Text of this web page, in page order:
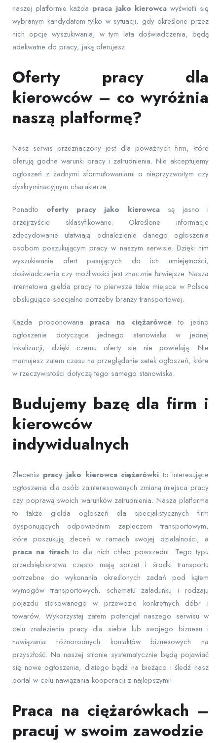
naszej platformie każda praca jako kierowca wyświetli się
wybranym kandydatom tylko w sytuacji, gdy określone przez
nich opcje wyszukiwania, w tym lata doświadczenia, będą
adekwatne do pracy, jaką oferujesz.
Oferty pracy dla
kierowców – co wyróżnia
naszą platformę?
Nasz serwis przeznaczony jest dla poważnych firm, które
oferują godne warunki pracy i zatrudnienia. Nie akceptujemy
ogłoszeń z żadnymi sformułowaniami o nieprzyzwoitym czy
dyskryminacyjnym charakterze.
Ponadto oferty pracy jako kierowcasą jasno i
przejrzyście sklasyfikowane. Określone informacje
zdecydowanie ułatwiają odnalezienie danego ogłoszenia
osobom poszukującym pracy w naszym serwisie. Dzięki nim
wyszukiwanie ofert pasujących do ich umiejętności,
doświadczenia czy możliwości jest znacznie łatwiejsze. Nasza
internetowa giełda pracy to pierwsze takie miejsce w Polsce
obsługujące specjalne potrzeby branży transportowej.
Każda proponowana praca na ciężarówceto jedno
ogłoszenie dotyczące jednego stanowiska w jednej
lokalizacji, dzięki czemu oferty się nie powielają. Nie
marnujesz zatem czasu na przeglądanie setek ogłoszeń, które
w rzeczywistości dotyczą tego samego stanowiska.
Budujemy bazę dla firm i
kierowców
indywidualnych
Zlecenia pracy jako kierowca ciężarówkito interesujące
ogłoszenia dla osób zainteresowanych zmianą miejsca pracy
czy poprawą swoich warunków zatrudnienia. Nasza platforma
to także giełda ogłoszeń dla specjalistycznych firm
dysponujących odpowiednim zapleczem transportowym,
które poszukują zleceń w ramach swojej działalności, a
praca na tirach to dla nich chleb powszedni. Tego typu
przedsiębiorstwa często mają sprzęt i środki transportu
potrzebne do wykonania określonych zadań pod kątem
wymogów transportowych, schematu załadunku i rodzaju
pojazdu stosowanego w przewozie konkretnych dóbr i
towarów. Wykorzystaj zatem potencjał naszego serwisu w
celu znalezienia pracy dla siebie lub swojego biznesu i
nawiązania różnorodnych kontaktów biznesowych na
przyszłość. Na naszej stronie systematycznie będą pojawiać
się nowe ogłoszenia, dlatego bądź na bieżąco i śledź nasz
portal w celu nawiązania kooperacji z najlepszymi!
Praca na ciężarówkach –
pracuj w swoim zawodzie